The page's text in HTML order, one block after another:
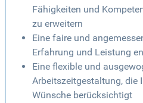
Fähigkeiten und
zu erweitern
Eine faire und
Erfahrung und Leistung
Eine flexible und
Arbeitszeitgestaltung, die
Wünsche berücksichtigt